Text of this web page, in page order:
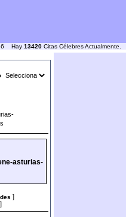
Hay 13420 Citas Célebres Actualmente.
asturias-
]
]